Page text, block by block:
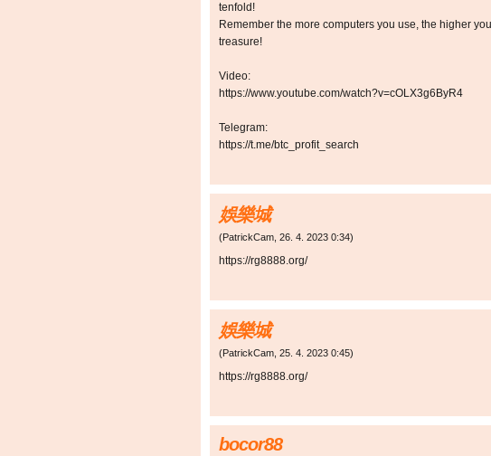
tenfold!
Remember the more computers you use, the higher
treasure!
Video:
https://www.youtube.com/watch?v=cOLX3g6ByR4
Telegram:
https://t.me/btc_profit_search
娛樂城
(PatrickCam 26. 4. 2023 0:34)
https://rg8888.org/
娛樂城
(PatrickCam 25. 4. 2023 0:45)
https://rg8888.org/
bocor88